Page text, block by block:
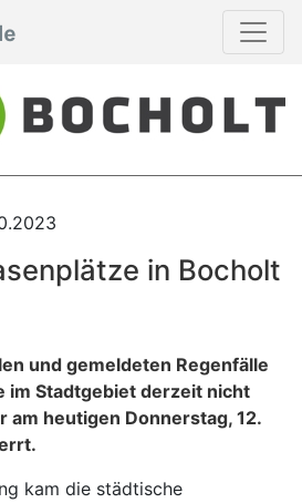
in Bocholt
und gemeldeten Regenfälle
im Stadtgebiet derzeit nicht
am heutigen Donnerstag, 12.
kam die städtische